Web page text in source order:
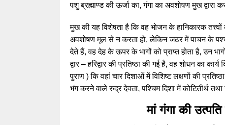
पशु ब्रह्माण्ड की ऊर्जा का, गंगा का अवशोषण मुख द्वारा
मुख की यह विशेषता है कि वह भोजन के हानिकारक
अवशोषण मूल से न करता हो, लेकिन जठर में पाचन के
देते हैं, वह देह के ऊपर के भागों को प्राप्त होता है, उन
द्वार – हरिद्वार की प्रतिष्ठा की गई है, वह शोधन का
पुराण ) कि वहां चार दिशाओं में विशिष्ट लक्षणों की
भंग करने वाले रुद्र देवता, पश्चिम दिशा में कोटितीर्थ तथा
मां गंगा की